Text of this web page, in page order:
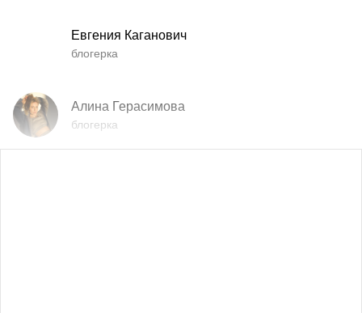
Евгения Каганович
блогерка
Алина Герасимова
блогерка